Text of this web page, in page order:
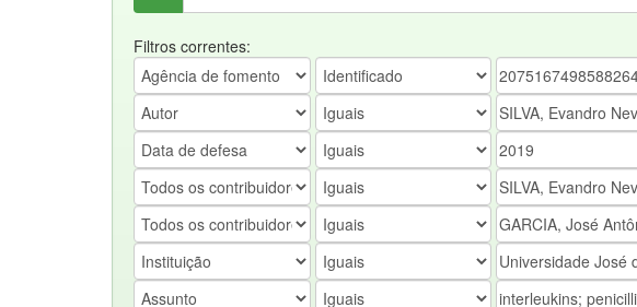
Filtros correntes: